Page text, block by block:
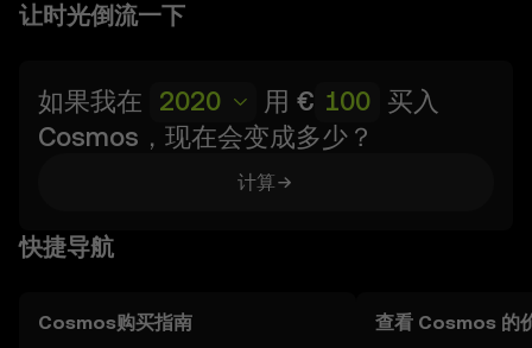
让时光倒流一下
如果我在 2020 用 €
买入
Cosmos ，现在会变成多少？
计算
快捷导航
Cosmos购买指南 查看 Cosmos 的